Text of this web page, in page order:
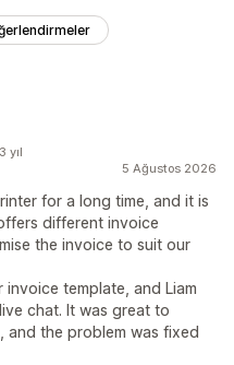
5 Ağustos 2026
for a long time, and it is
different invoice
the invoice to suit our
template, and Liam
chat. It was great to
and the problem was fixed
yıl